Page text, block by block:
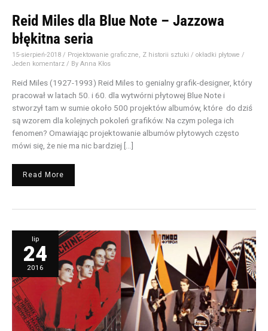
Reid Miles dla Blue Note – Jazzowa
błękitna seria
15-sierpień-2018 / Projektowanie graficzne, Z historii sztuki / okładki płytowe /
Jeden komentarz / By Anna Kłos
Reid Miles (1927-1993) Reid Miles to genialny grafik-designer, który
pracował w latach 50. i 60. dla wytwórni płytowej Blue Note i
stworzył tam w sumie około 500 projektów albumów, które do dziś
są wzorem dla kolejnych pokoleń grafików. Na czym polega ich
fenomen? Omawiając projektowanie albumów płytowych często
mówi się, że nie ma nic bardziej […]
Read More
lip
24
2016
Awangardowe
inspiracje
–
Kraftwerk,
Franz
Ferdinand
Laibach